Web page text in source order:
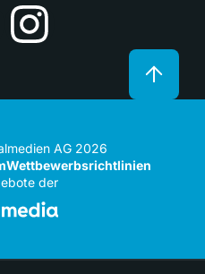
AG 2026
Wettbewerbsrichtlinien
der